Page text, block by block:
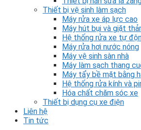
Thiết bị vệ sinh làm sạch
Máy rửa xe áp lực cao
Máy hút bụi và giặt
Hệ thống rửa xe tự
Máy rửa hơi nước nóng
Máy vệ sinh sàn nhà
Máy làm sạch thang
Máy tẩy bề mặt bằng
Hệ thống rửa kính và
Hóa chất chăm sóc xe
Thiết bị dụng cụ xe điện
Liên hệ
Tin tức